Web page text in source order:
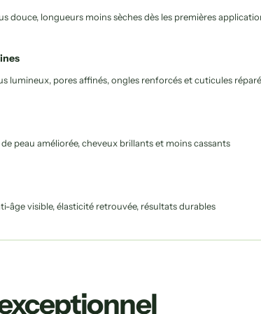
douce, longueurs moins sèches dès les premières
lumineux, pores affinés, ongles renforcés et cuticules
peau améliorée, cheveux brillants et moins cassants
âge visible, élasticité retrouvée, résultats durables